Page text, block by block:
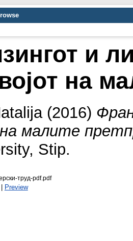
и
на
(2016)
малите
Stip.
труд-pdf.pdf
Preview